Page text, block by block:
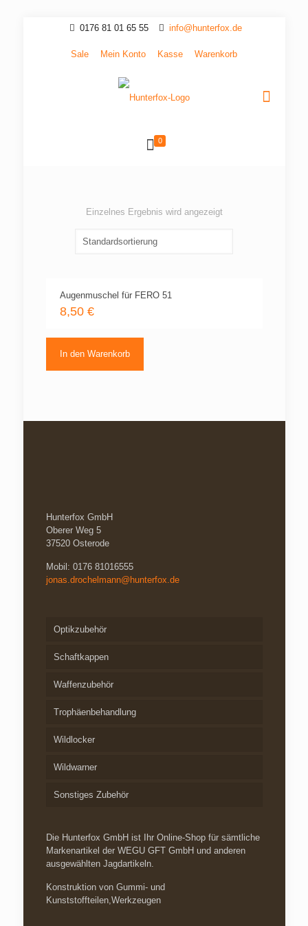
0176 81 01 65 55 info@hunterfox.de
Sale Mein Konto Kasse Warenkorb
0
Einzelnes Ergebnis wird angezeigt
Augenmuschel für FERO 51
8,50 €
In den Warenkorb
Hunterfox GmbH
Oberer Weg 5
37520 Osterode
Mobil: 0176 81016555
jonas.drochelmann@hunterfox.de
Optikzubehör
Schaftkappen
Waffenzubehör
Trophäenbehandlung
Wildlocker
Wildwarner
Sonstiges Zubehör
Die Hunterfox GmbH ist Ihr Online-Shop für sämtliche
Markenartikel der WEGU GFT GmbH und anderen
ausgewählten Jagdartikeln.
Konstruktion von Gummi- und
Kunststoffteilen,Werkzeugen